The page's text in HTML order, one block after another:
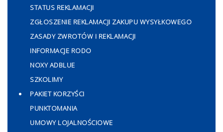
STATUS REKLAMACJI
ZGŁOSZENIE REKLAMACJI ZAKUPU WYSYŁKOWEGO
ZASADY ZWROTÓW I REKLAMACJI
INFORMACJE RODO
NOXY ADBLUE
SZKOLIMY
PAKIET KORZYŚCI
PUNKTOMANIA
UMOWY LOJALNOŚCIOWE